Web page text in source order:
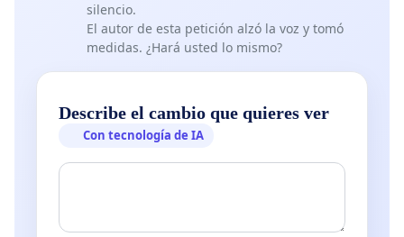
silencio.
El autor de esta petición alzó la voz y tomó
medidas. ¿Hará usted lo mismo?
Describe el cambio que quieres ver
Con tecnología de IA